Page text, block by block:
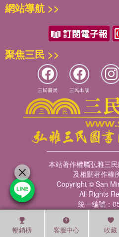
暢銷榜 客服中心 收藏
網站導航 >>
聚焦三民 >>
三民書局 三民出版
本站著作權屬弘雅三
及相關著作權
Copyright © San
All Rights
統一編號：